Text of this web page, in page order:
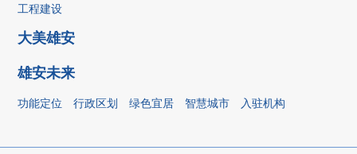
工程建设
大美雄安
雄安未来
功能定位 行政区划 绿色宜居 智慧城市 入驻机构